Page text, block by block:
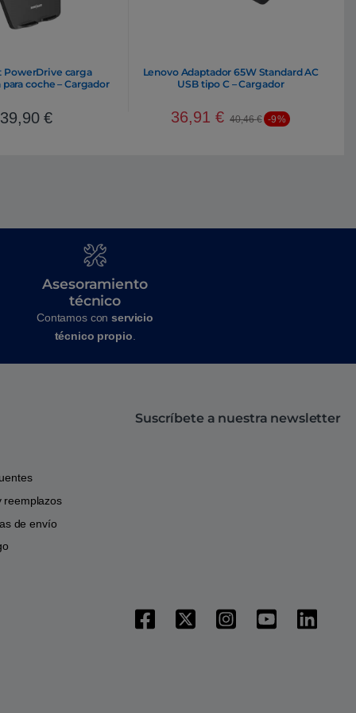
PowerDrive carga
coche – Cargador
39,90€
Lenovo Adaptador 65W Standard AC
USB tipo C – Cargador
36,91 € 40,46€ -9%
Asesoramiento
técnico
Contamos conservicio
técnico propio
reemplazos
de envío
Suscríbete a nuestra newsletter